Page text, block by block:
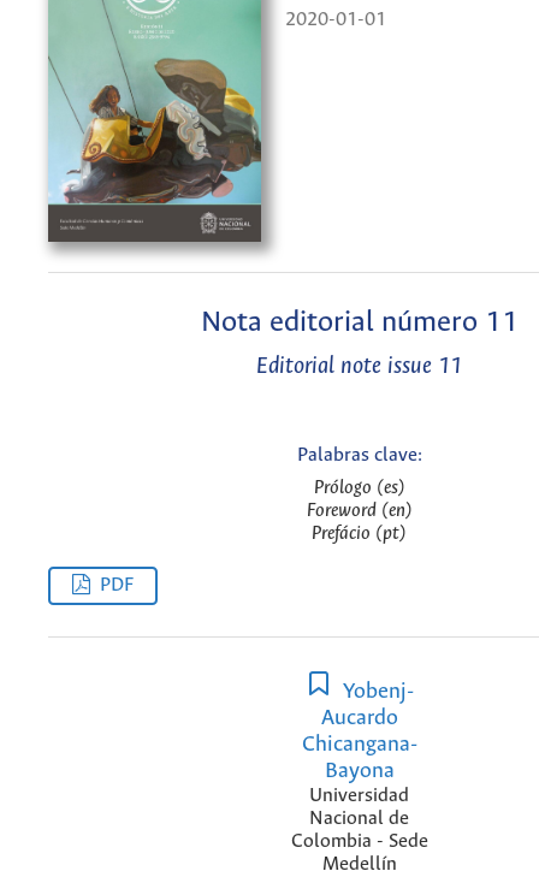
2020-01-01
Nota editorial número 11
Editorial note issue 11
Palabras clave:
Prólogo (es)
Foreword (en)
Prefácio (pt)
PDF
Yobenj-
Aucardo
Chicangana-
Bayona
Universidad
Nacional de
Colombia - Sede
Medellín